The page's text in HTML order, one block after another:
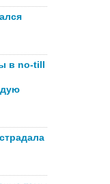
в no-till